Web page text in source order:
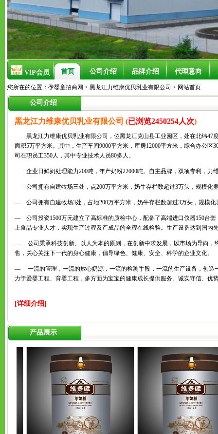
VIP会员 首页 公司介绍 品牌介绍 代理意向
您所在的位置： 孕婴童招商网 > 黑龙江力维康优贝乳业有限公司 > 网站首页
公司介绍
黑龙江力维康优贝乳业有限公司 (已浏览2450254人次)
黑龙江力维康优贝乳业有限公司，位黑龙江克山县工业园区，处在北纬47
面积5万平方米。其中，生产车间9000平方米，库房12000平方米，综合办公
司在职员工350人，其中专业技术人员80多人。
企业日鲜奶处理能力200吨，年产奶粉22000吨。自主品牌，双项专利，
公司拥有自建牧场三处，点200万平方米，奶牛存栏数超过3万头，规模化
— 公司拥有自建牧场3处，占地200万平方米，奶牛存栏数超过3万头，规模
— 公司投资1500万元建立了高标准的质检中心，配备了高端进口仪器150台
上食品专业人才，实现生产过程及产成品的全程在线检验。生产设备达到国
— 公司秉承科技创新、以人为本的原则，在创新中求发展，以市场为导向，
售，关心关注下一代的身心健康，倡导绿色、健康、安全、科学的企业文化。
— 一流的管理，一流的放心奶源，一流的检测手段，一流的生产设备，创造
力于爱婴工程、育婴工程，多方面为宝宝的健康成长提供服务。诚实守信、优
[详细介绍]
产品展示